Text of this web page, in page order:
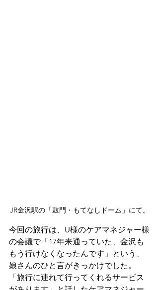
JR金沢駅の「鼓門・もてなしドーム」にて。
今回の旅行は、U様のケアマネジャー様
の会議で「17年来通っていた、金沢も
もう行けなくなったんです」という、
娘さんのひと言がきっかけでした。
「旅行に連れて行ってくれるサービス